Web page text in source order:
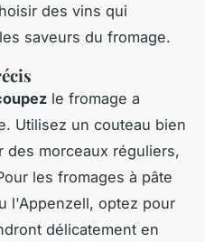
des vins qui
saveurs du fromage.
le fromage a
Utilisez un couteau bien
des morceaux réguliers,
les fromages à pâte
l'Appenzell, optez pour
délicatement en